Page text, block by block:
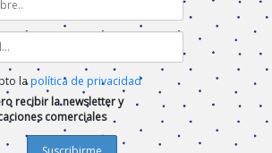
lapolítica de privacidad
recibir la newsletter y
comerciales